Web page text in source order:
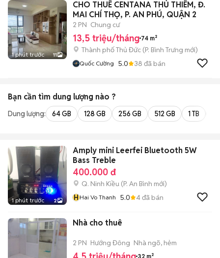
1 phút trước 11
CHO THUÊ CENTANA THỦ THIÊM, Đ.
MAI CHÍ THỌ, P. AN PHÚ, QUẬN 2
2 PN Chung cư
13,5 triệu/tháng 74 m²
Thành phố Thủ Đức (P. Bình Trưng mới)
Quốc Cường 5.0 38 đã bán
Bạn cần tìm dung lượng nào ?
Dung lượng: 64 GB 128 GB 256 GB 512 GB 1 TB
1 phút trước 2
Amply mini Leerfei Bluetooth 5W
Bass Treble
400.000 đ
Q. Ninh Kiều (P. An Bình mới)
HHai Vo Thanh 5.0 4đã bán
Nhà cho thuê
2 PN Hướng Đông Nhà ngõ, hẻm
32 m²